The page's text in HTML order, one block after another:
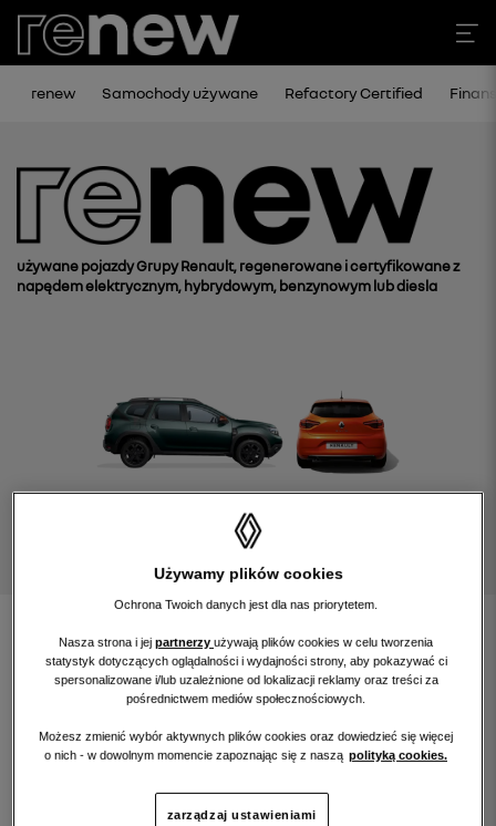
renew Samochody używane Refactory Certified
używane pojazdy Grupy Renault, regenerowane i certyfikowane z
napędem elektrycznym, hybrydowym, benzynowym lub diesla
znajdź samochód
rozwiń wyszukiwarkę
filtruj wyniki szukania według:
Używamy plików cookies
Ochrona Twoich danych jest dla nas priorytetem.
Nasza strona i jej partnerzy używają plików cookies w celu tworzenia
statystyk dotyczących oglądalności i wydajności strony, aby pokazywać ci
spersonalizowane i/lub uzależnione od lokalizacji reklamy oraz treści za
pośrednictwem mediów społecznościowych.
Możesz zmienić wybór aktywnych plików cookies oraz dowiedzieć się więcej
o nich - w dowolnym momencie zapoznając się z naszą polityką cookies.
zarządzaj ustawieniami